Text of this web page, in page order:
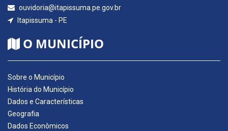
ouvidoria@itapissuma.pe.gov.br
Itapissuma - PE
O MUNICÍPIO
Sobre o Município
História do Município
Dados e Características
Geografia
Dados Econômicos